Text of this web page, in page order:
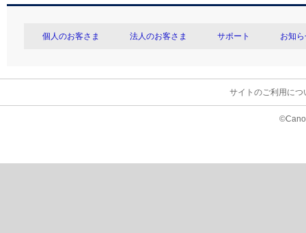
個人のお客さま 法人のお客さま サポート お知
サイトのご利用につ